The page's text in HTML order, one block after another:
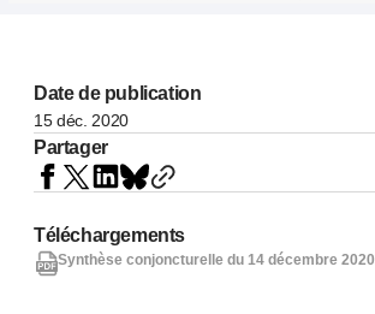
Date de publication
15 déc. 2020
Partager
Téléchargements
Synthèse conjoncturelle du 14 décembre 2020